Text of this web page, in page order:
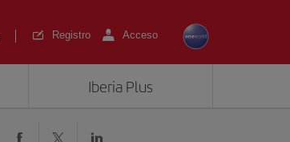
Registro Acceso
Iberia Plus